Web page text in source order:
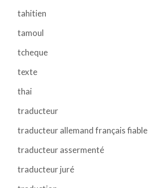
tahitien
tamoul
tcheque
texte
thai
traducteur
traducteur allemand français fiable
traducteur assermenté
traducteur juré